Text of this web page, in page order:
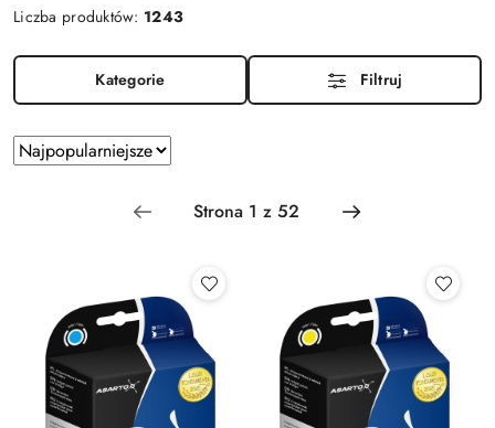
Liczba produktów: 1243
Kategorie Filtruj
Zastosowano
sortowanie:
Najpopularniejsze.
Sortuj
według